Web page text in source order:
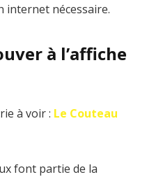
internet nécessaire.
à l’affiche
à voir : Le Couteau
font partie de la